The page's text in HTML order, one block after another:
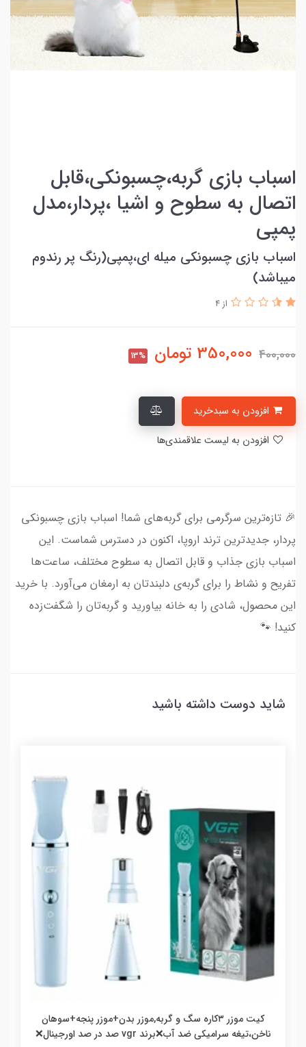
اسباب بازی گربه،چسبونکی،قابل
اتصال به سطوح و اشیا ،پردار،مدل
پمپی
اسباب بازی چسبونکی میله ای،پمپی(رنگ پر رندوم
میباشد)
از 4
400,000
350,000 تومان 13%
🎉 تازه‌ترین سرگرمی برای گربه‌های شما! اسباب بازی چسبونکی
پردار، جدیدترین ترند اروپا، اکنون در دسترس شماست. این
اسباب بازی جذاب و قابل اتصال به سطوح مختلف، ساعت‌ها
تفریح و نشاط را برای گربه‌ی دلبندتان به ارمغان می‌آورد. با خرید
این محصول، شادی را به خانه بیاورید و گربه‌تان را شگفت‌زده
کنید! 🐾
شاید دوست داشته باشید
کیت موزر ۳کاره سگ و گربه,موزر بدن+موزر پنجه+سوهان
ناخن،تیغه سرامیکی ضد آب❌برند vgr صد در صد اورجینال❌